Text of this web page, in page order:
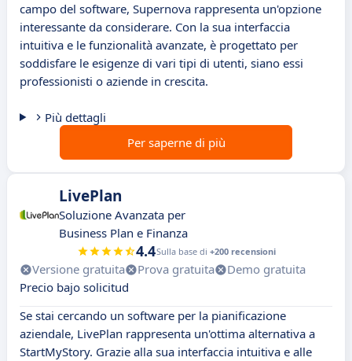
campo del software, Supernova rappresenta un'opzione
interessante da considerare. Con la sua interfaccia
intuitiva e le funzionalità avanzate, è progettato per
soddisfare le esigenze di vari tipi di utenti, siano essi
professionisti o aziende in crescita.
Più dettagli
Per saperne di più
LivePlan
Soluzione Avanzata per
Business Plan e Finanza
4.4Sulla base di +200 recensioni
Versione gratuita Prova gratuita
Demo gratuita
Precio bajo solicitud
Se stai cercando un software per la pianificazione
aziendale, LivePlan rappresenta un'ottima alternativa a
StartMyStory. Grazie alla sua interfaccia intuitiva e alle